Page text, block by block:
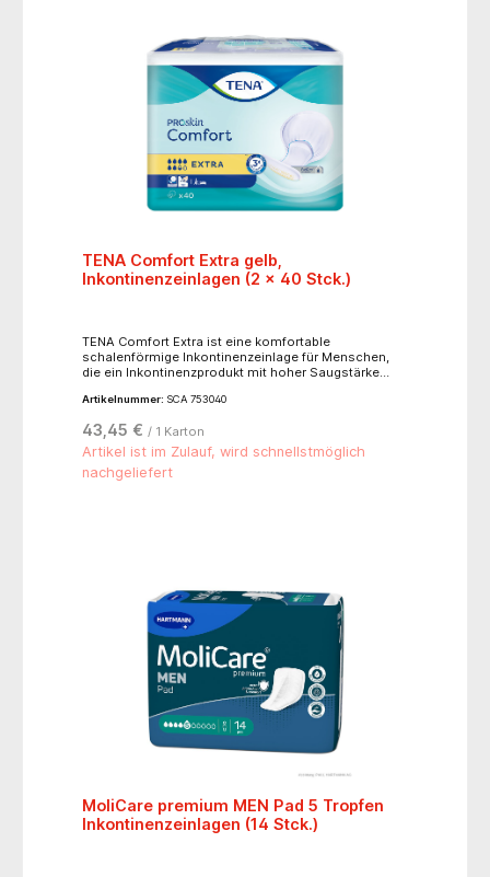
TENA Comfort Extra gelb,
Inkontinenzeinlagen (2 x 40 Stck.)
TENA Comfort Extra ist eine komfortable
schalenförmige Inkontinenzeinlage für Menschen,
die ein Inkontinenzprodukt mit hoher Saugstärke
möchten. Die einzigartige Schalenform bietet
FeelDry Advanced™-Technologie zieht das Produkt
schnell Flüssigkeit von der Oberfläche weg und hält
die Haut trocken. Der schnell absorbierende Kern
schließt den Urin selbst bei größeren Mengen
Artikelnummer: SCA 753040
43,45 € / 1 Karton
Artikel ist im Zulauf, wird schnellstmöglich
nachgeliefert
MoliCare premium MEN Pad 5 Tropfen
Inkontinenzeinlagen (14 Stck.)